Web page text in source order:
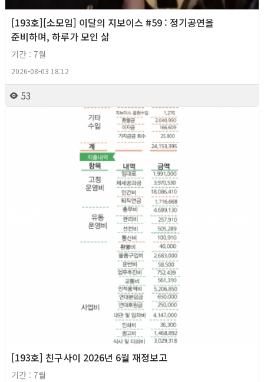
[193호][소모임] 이달의 지보이스 #59 : 정기공연을
준비하며, 하루가 모인 삶
기간 : 7월
2026-08-03 18:12
53
[193호] 친구사이 2026년 6월 재정보고
기간 : 7월